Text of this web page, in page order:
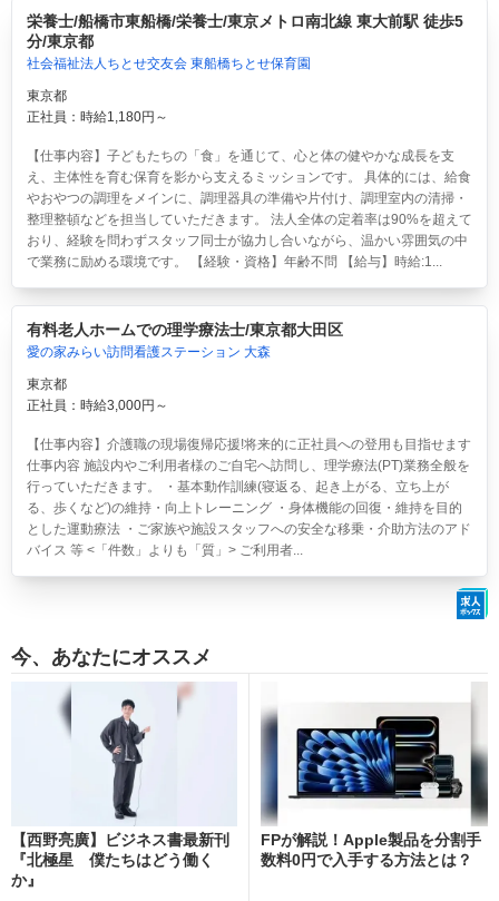
栄養士/船橋市東船橋/栄養士/東京メトロ南北線 東大前駅 徒歩5
分/東京都
社会福祉法人ちとせ交友会 東船橋ちとせ保育園
東京都
正社員：時給1,180円～
【仕事内容】子どもたちの「食」を通じて、心と体の健やかな成長を支
え、主体性を育む保育を影から支えるミッションです。 具体的には、給食
やおやつの調理をメインに、調理器具の準備や片付け、調理室内の清掃・
整理整頓などを担当していただきます。 法人全体の定着率は90%を超えて
おり、経験を問わずスタッフ同士が協力し合いながら、温かい雰囲気の中
で業務に励める環境です。 【経験・資格】年齢不問 【給与】時給:1...
有料老人ホームでの理学療法士/東京都大田区
愛の家みらい訪問看護ステーション 大森
東京都
正社員：時給3,000円～
【仕事内容】介護職の現場復帰応援!将来的に正社員への登用も目指せます
仕事内容 施設内やご利用者様のご自宅へ訪問し、理学療法(PT)業務全般を
行っていただきます。 ・基本動作訓練(寝返る、起き上がる、立ち上が
る、歩くなど)の維持・向上トレーニング ・身体機能の回復・維持を目的
とした運動療法 ・ご家族や施設スタッフへの安全な移乗・介助方法のアド
バイス 等 <「件数」よりも「質」> ご利用者...
今、あなたにオススメ
【西野亮廣】ビジネス書最新刊
『北極星 僕たちはどう働く
か』
FPが解説！Apple製品を分割手
数料0円で入手する方法とは？